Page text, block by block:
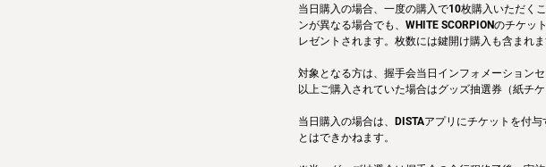
当日購入の場合、一度の購入で10枚購入いただく
ンが異なる場合でも、WHITE SCORPIONのチケ
レゼントされます。枚数には鍵開け購入も含まれま
対象となる方は、握手会当日インフォメーション
以上ご購入されていた場合はグッズ抽選券（紙チ
当日購入の場合は、DISTAアプリにチケットを付
とはできかねます。